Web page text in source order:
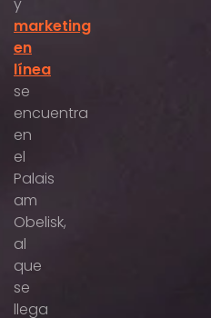
marketing
en
línea
se
encuentra
en
el
Palais
am
Obelisk,
al
que
se
llega